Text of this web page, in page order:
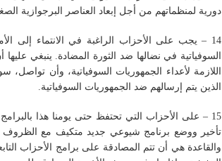
دورية لمنظماتهم من أجل إبعاد العناصر البرجوازية
14 – يجب على الأحزاب الراغبة في الانتماء إلى
السوفياتية في نضالها ضد الثورة المضادة. ينبغي
اللازمة لأعداء الجمهوريات السوفياتية، وأن
الذين يتم إرسالهم ضد الجمهوريات السوفياتية.
15 – على الأحزاب التي تحتفظ حتى يومنا هذا
تأخير ووضع برنامج شيوعي جديد متكيف مع الظروف
والقاعدة هي أن تتم المصادقة على برامج الأحزاب